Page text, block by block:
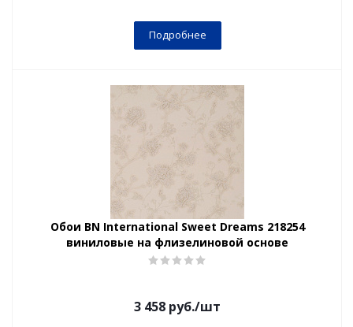
Подробнее
Обои BN International Sweet Dreams 218254
виниловые на флизелиновой основе
3 458 руб./шт